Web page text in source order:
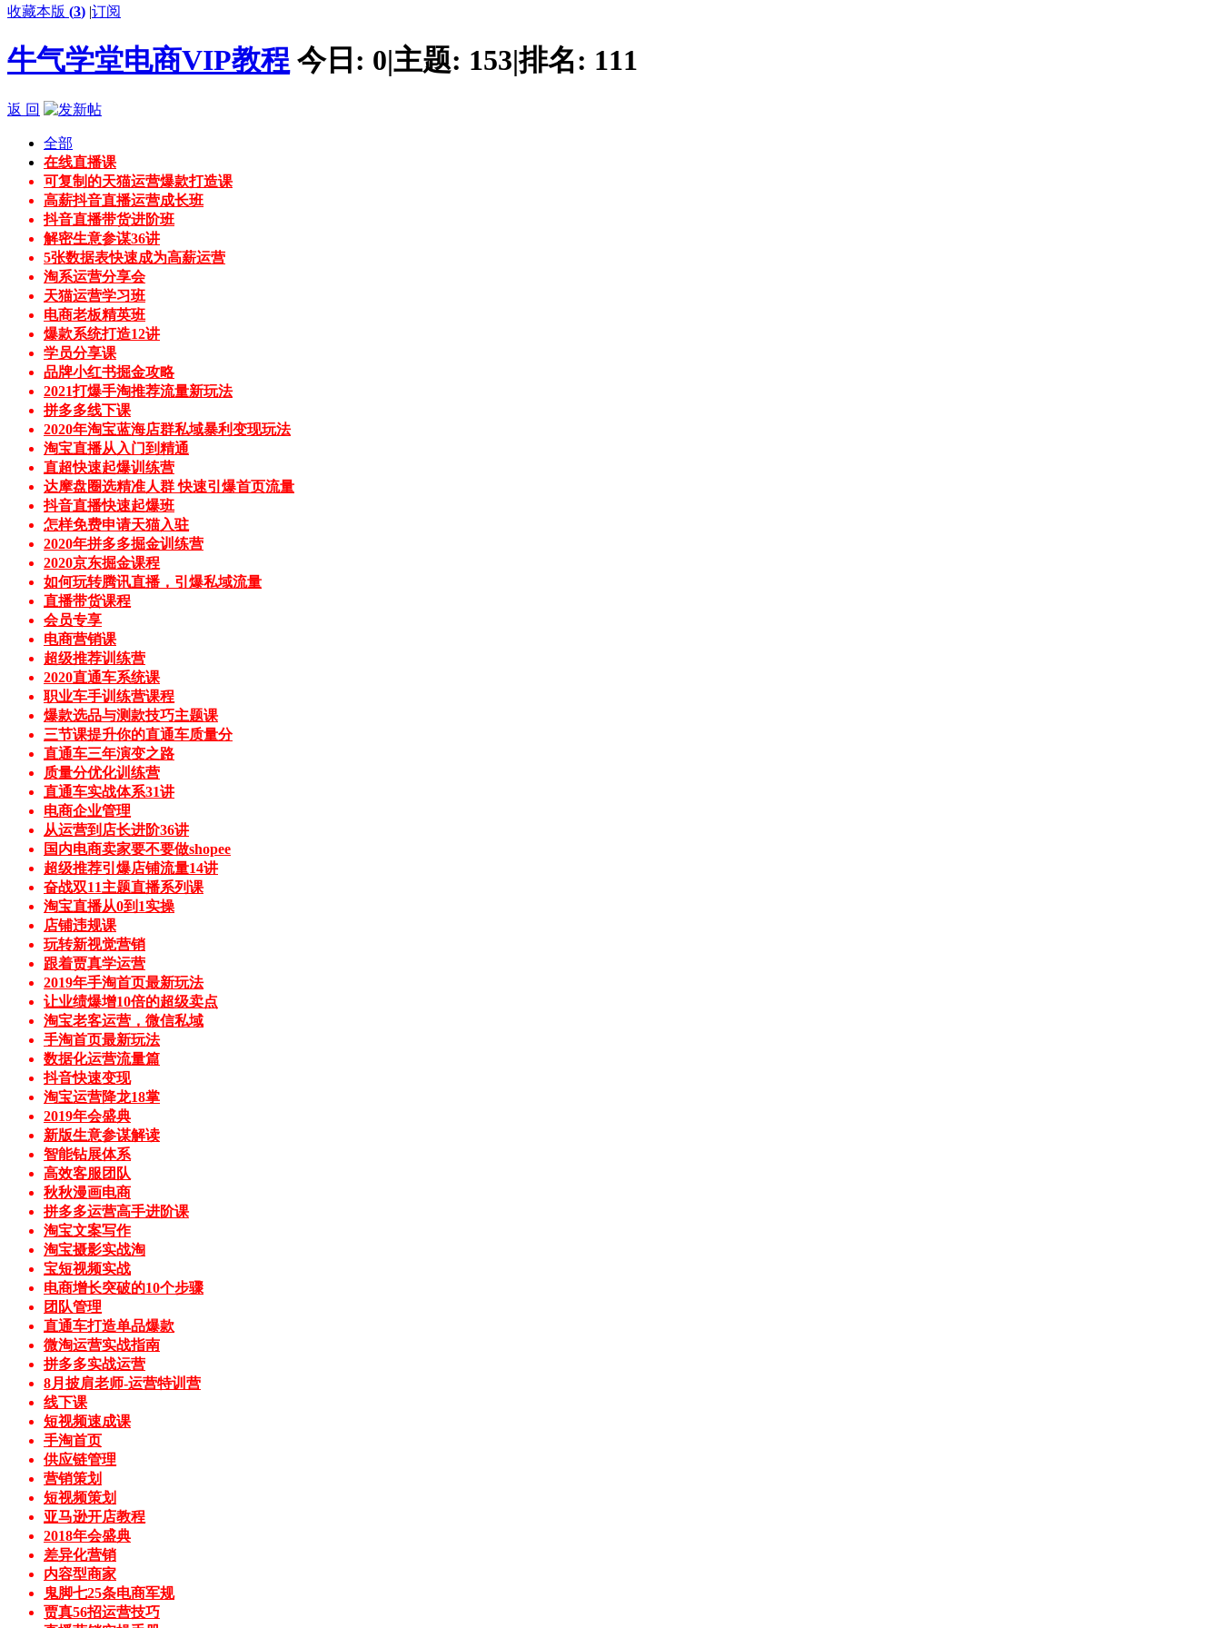
收藏本版 (3) |订阅
牛气学堂电商VIP教程 今日: 0|主题: 153|排名: 111
返 回
全部
在线直播课
可复制的天猫运营爆款打造课
高薪抖音直播运营成长班
抖音直播带货进阶班
解密生意参谋36讲
5张数据表快速成为高薪运营
淘系运营分享会
天猫运营学习班
电商老板精英班
爆款系统打造12讲
学员分享课
品牌小红书掘金攻略
2021打爆手淘推荐流量新玩法
拼多多线下课
2020年淘宝蓝海店群私域暴利变现玩法
淘宝直播从入门到精通
直超快速起爆训练营
达摩盘圈选精准人群 快速引爆首页流量
抖音直播快速起爆班
怎样免费申请天猫入驻
2020年拼多多掘金训练营
2020京东掘金课程
如何玩转腾讯直播，引爆私域流量
直播带货课程
会员专享
电商营销课
超级推荐训练营
2020直通车系统课
职业车手训练营课程
爆款选品与测款技巧主题课
三节课提升你的直通车质量分
直通车三年演变之路
质量分优化训练营
直通车实战体系31讲
电商企业管理
从运营到店长进阶36讲
国内电商卖家要不要做shopee
超级推荐引爆店铺流量14讲
奋战双11主题直播系列课
淘宝直播从0到1实操
店铺违规课
玩转新视觉营销
跟着贾真学运营
2019年手淘首页最新玩法
让业绩爆增10倍的超级卖点
淘宝老客运营，微信私域
手淘首页最新玩法
数据化运营流量篇
抖音快速变现
淘宝运营降龙18掌
2019年会盛典
新版生意参谋解读
智能钻展体系
高效客服团队
秋秋漫画电商
拼多多运营高手进阶课
淘宝文案写作
淘宝摄影实战淘
宝短视频实战
电商增长突破的10个步骤
团队管理
直通车打造单品爆款
微淘运营实战指南
拼多多实战运营
8月披肩老师-运营特训营
线下课
短视频速成课
手淘首页
供应链管理
营销策划
短视频策划
亚马逊开店教程
2018年会盛典
差异化营销
内容型商家
鬼脚七25条电商军规
贾真56招运营技巧